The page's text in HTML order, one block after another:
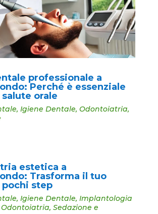
professionale a
Perché è essenziale
orale
, Igiene Dentale, Odontoiatria,
estetica a
Trasforma il tuo
step
, Igiene Dentale, Implantologia
Odontoiatria, Sedazione e